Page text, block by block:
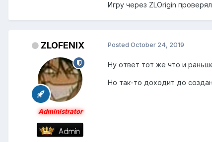
Игру через ZLOrigin
ZLOFENIX
Administrator
Posted October 24, 2019
Ну ответ тот же что и
Но так-то доходит до